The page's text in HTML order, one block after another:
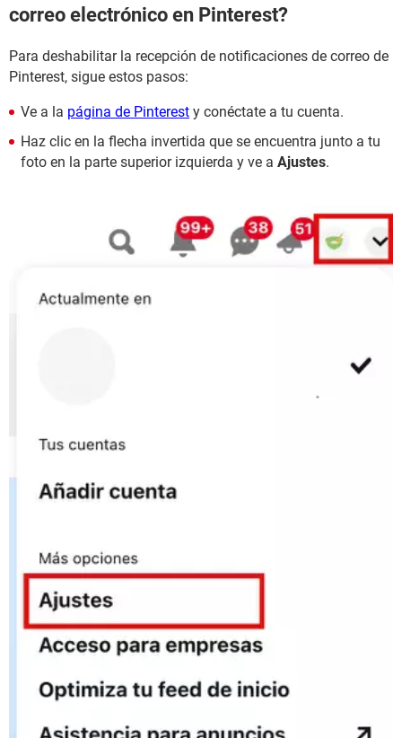
correo electrónico en Pinterest?
Para deshabilitar la recepción de notificaciones de correo de
Pinterest, sigue estos pasos:
Ve a la página de Pinterest y conéctate a tu cuenta.
Haz clic en la flecha invertida que se encuentra junto a tu
foto en la parte superior izquierda y ve a Ajustes.